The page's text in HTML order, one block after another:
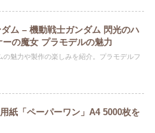
ム – 機動戦士ガンダム 閃光のハ
の魔女 プラモデルの魅力
魅力や製作の楽しみを紹介。プラモデルフ
紙「ペーパーワン」A4 5000枚を